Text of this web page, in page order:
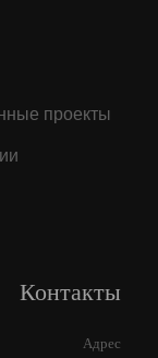
проекты
Контакты
Адрес